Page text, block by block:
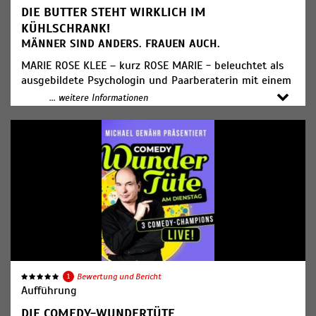
ab?“
DIE BUTTER STEHT WIRKLICH IM
KÜHLSCHRANK!
MÄNNER SIND ANDERS. FRAUEN AUCH.
MARIE ROSE KLEE – kurz ROSE MARIE - beleuchtet als
ausgebildete Psychologin und Paarberaterin mit einem
humorvollen Blick die Höhen und Tiefen von
Paarbeziehungen in einer ausgelassen heiteren
paartherapeutischen Sitzung mit dem Publikum. Es
erwartet Sie ein aufschlussreicher Abend für Paare und
Singles bei dem kein Auge trocken bleibt
Ticketpreis: ab 29,00€
... weitere Informationen
1 Bewertung und Bericht
Aufführung